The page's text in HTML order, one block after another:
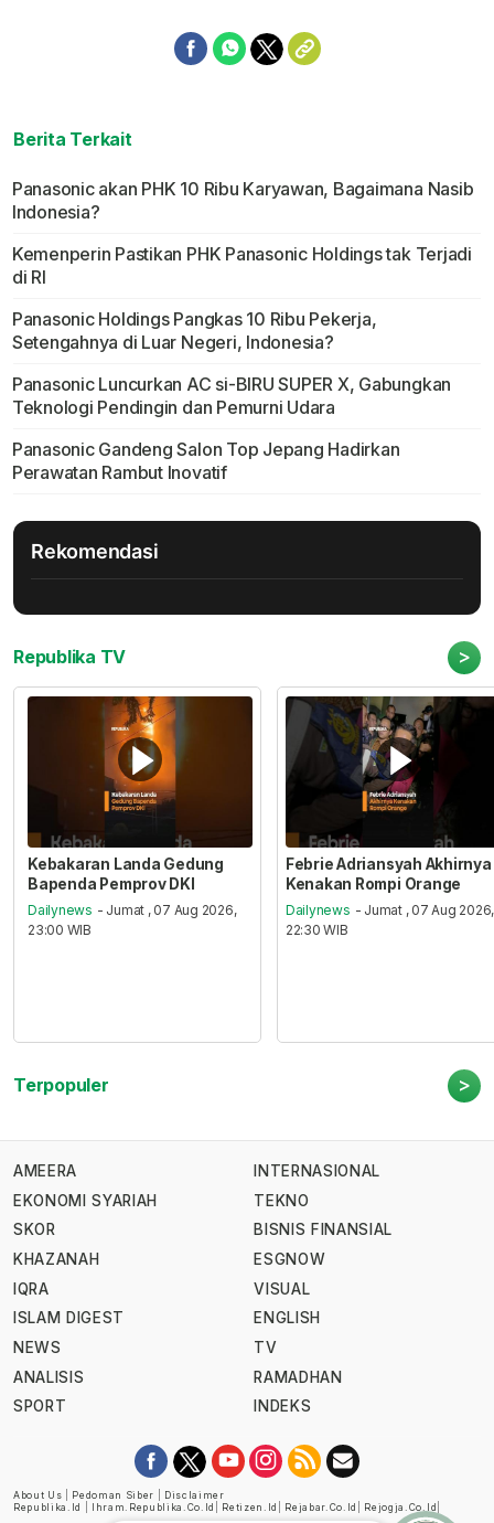
Berita Terkait
Panasonic akan PHK 10 Ribu Karyawan, Bagaimana Nasib
Indonesia?
Kemenperin Pastikan PHK Panasonic Holdings tak Terjadi
di RI
Panasonic Holdings Pangkas 10 Ribu Pekerja,
Setengahnya di Luar Negeri, Indonesia?
Panasonic Luncurkan AC si-BIRU SUPER X, Gabungkan
Teknologi Pendingin dan Pemurni Udara
Panasonic Gandeng Salon Top Jepang Hadirkan
Perawatan Rambut Inovatif
Rekomendasi
Republika TV >
Kebakaran Landa Gedung
Bapenda Pemprov DKI
Dailynews - Jumat , 07 Aug 2026,
23:00 WIB
Febrie Adriansyah Akhirnya
Kenakan Rompi Orange
Dailynews - Jumat , 07 Aug 2026,
22:30 WIB
Terpopuler >
AMEERA
EKONOMI SYARIAH
SKOR
KHAZANAH
IQRA
ISLAM DIGEST
NEWS
ANALISIS
SPORT
INTERNASIONAL
TEKNO
BISNIS FINANSIAL
ESGNOW
VISUAL
ENGLISH
TV
RAMADHAN
INDEKS
About Us Pedoman Siber
Disclaimer
Republika.id
Ihram.republika.co.id Retizen.id Rejabar.co.id Rejogja.co.id